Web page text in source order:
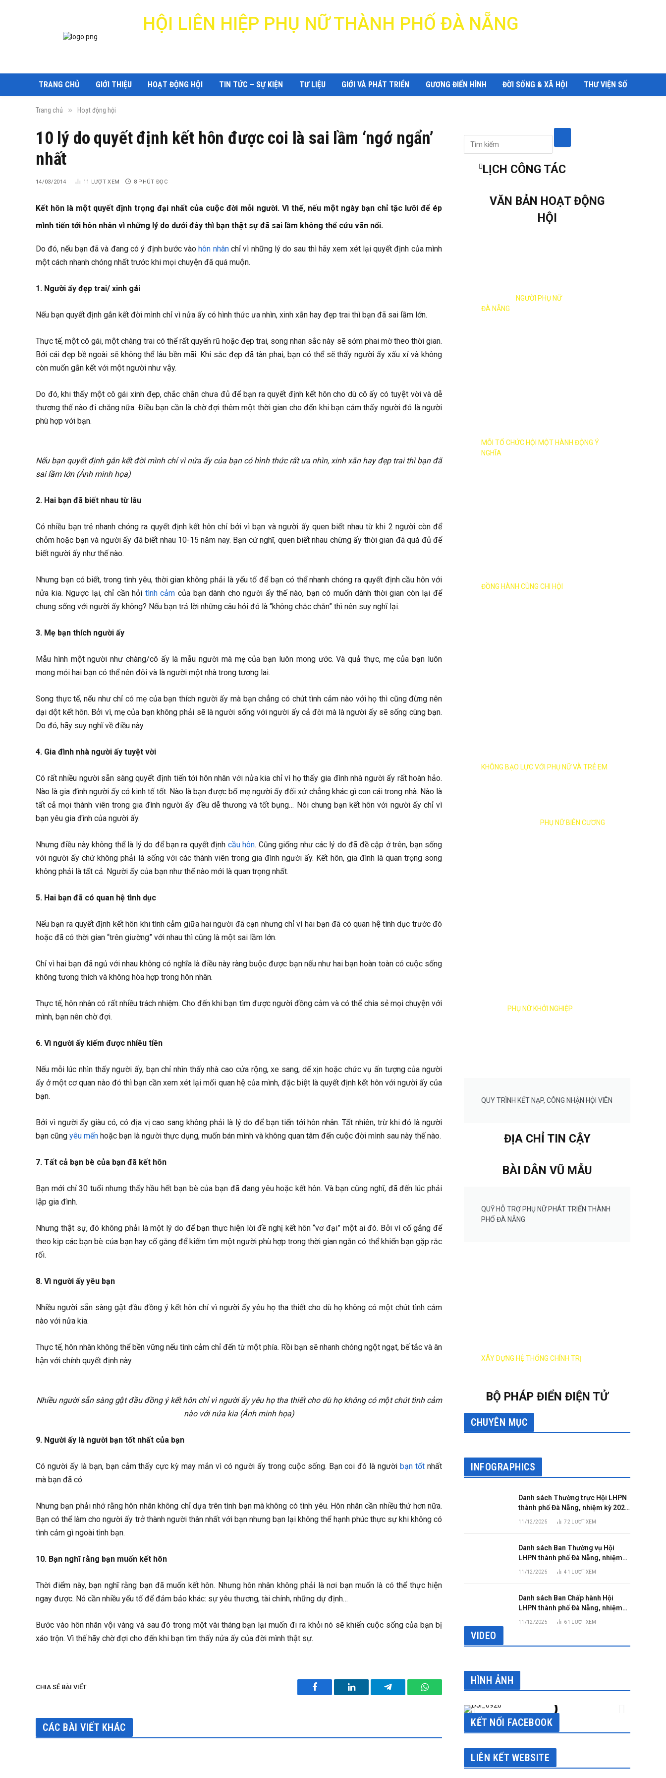
HỘI LIÊN HIỆP PHỤ NỮ THÀNH PHỐ ĐÀ NẴNG
TRANG CHỦ GIỚI THIỆU HOẠT ĐỘNG HỘI TIN TỨC – SỰ KIỆN TƯ LIỆU GIỚI VÀ PHÁT TRIỂN GƯƠNG ĐIỂN HÌNH ĐỜI SỐNG & XÃ HỘI THƯ VIỆN SỐ
Trang chủ » Hoạt động hội
10 lý do quyết định kết hôn được coi là sai lầm ‘ngớ ngẩn’
nhất
14/03/2014 11 LƯỢT XEM 8 PHÚT ĐỌC
Kết hôn là một quyết định trọng đại nhất của cuộc đời mỗi người. Vì thế, nếu một ngày bạn chỉ tặc lưỡi để ép
mình tiến tới hôn nhân vì những lý do dưới đây thì bạn thật sự đã sai lầm không thể cứu vãn nổi.
Do đó, nếu bạn đã và đang có ý định bước vàohôn nhânchỉ vì những lý do sau thì hãy xem xét lại quyết định của mình
một cách nhanh chóng nhất trước khi mọi chuyện đã quá muộn.
1. Người ấy đẹp trai/ xinh gái
Nếu bạn quyết định gắn kết đời mình chỉ vì nửa ấy có hình thức ưa nhìn, xinh xắn hay đẹp trai thì bạn đã sai lầm lớn.
Thực tế, một cô gái, một chàng trai có thể rất quyến rũ hoặc đẹp trai, song nhan sắc này sẽ sớm phai mờ theo thời gian.
Bởi cái đẹp bề ngoài sẽ không thể lâu bền mãi. Khi sắc đẹp đã tàn phai, bạn có thể sẽ thấy người ấy xấu xí và không
còn muốn gắn kết với một người như vậy.
Do đó, khi thấy một cô gái xinh đẹp, chắc chắn chưa đủ để bạn ra quyết định kết hôn cho dù cô ấy có tuyệt vời và dễ
thương thế nào đi chăng nữa. Điều bạn cần là chờ đợi thêm một thời gian cho đến khi bạn cảm thấy người đó là người
phù hợp với bạn.
Nếu bạn quyết định gắn kết đời mình chỉ vì nửa ấy của bạn có hình thức rất ưa nhìn, xinh xắn hay đẹp trai thì bạn đã
sai lầm lớn (Ảnh minh họa)
2. Hai bạn đã biết nhau từ lâu
Có nhiều bạn trẻ nhanh chóng ra quyết định kết hôn chỉ bởi vì bạn và người ấy quen biết nhau từ khi 2 người còn để
chỏm hoặc bạn và người ấy đã biết nhau 10-15 năm nay. Bạn cứ nghĩ, quen biết nhau chừng ấy thời gian đã quá đủ để
biết người ấy như thế nào.
Nhưng bạn có biết, trong tình yêu, thời gian không phải là yếu tố để bạn có thể nhanh chóng ra quyết định cầu hôn với
nửa kia. Ngược lại, chỉ cần hỏi tình cảm của bạn dành cho người ấy thế nào, bạn có muốn dành thời gian còn lại để
chung sống với người ấy không? Nếu bạn trả lời những câu hỏi đó là “không chắc chắn” thì nên suy nghĩ lại.
3. Mẹ bạn thích người ấy
Mẫu hình một người như chàng/cô ấy là mẫu người mà mẹ của bạn luôn mong ước. Và quả thực, mẹ của bạn luôn
mong mỏi hai bạn có thể nên đôi và là người một nhà trong tương lai.
Song thực tế, nếu như chỉ có mẹ của bạn thích người ấy mà bạn chẳng có chút tình cảm nào với họ thì cũng đừng nên
dại dột kết hôn. Bởi vì, mẹ của bạn không phải sẽ là người sống với người ấy cả đời mà là người ấy sẽ sống cùng bạn.
Do đó, hãy suy nghĩ về điều này.
4. Gia đình nhà người ấy tuyệt vời
Có rất nhiều người sẵn sàng quyết định tiến tới hôn nhân với nửa kia chỉ vì họ thấy gia đình nhà người ấy rất hoàn hảo.
Nào là gia đình người ấy có kinh tế tốt. Nào là bạn được bố mẹ người ấy đối xử chẳng khác gì con cái trong nhà. Nào là
tất cả mọi thành viên trong gia đình người ấy đều dễ thương và tốt bụng… Nói chung bạn kết hôn với người ấy chỉ vì
bạn yêu gia đình của người ấy.
Nhưng điều này không thể là lý do để bạn ra quyết định cầu hôn. Cũng giống như các lý do đã đề cập ở trên, bạn sống
với người ấy chứ không phải là sống với các thành viên trong gia đình người ấy. Kết hôn, gia đình là quan trọng song
không phải là tất cả. Người ấy của bạn như thế nào mới là quan trọng nhất.
5. Hai bạn đã có quan hệ tình dục
Nếu bạn ra quyết định kết hôn khi tình cảm giữa hai người đã cạn nhưng chỉ vì hai bạn đã có quan hệ tình dục trước đó
hoặc đã có thời gian “trên giường” với nhau thì cũng là một sai lầm lớn.
Chỉ vì hai bạn đã ngủ với nhau không có nghĩa là điều này ràng buộc được bạn nếu như hai bạn hoàn toàn có cuộc sống
không tương thích và không hòa hợp trong hôn nhân.
Thực tế, hôn nhân có rất nhiều trách nhiệm. Cho đến khi bạn tìm được người đồng cảm và có thể chia sẻ mọi chuyện với
mình, bạn nên chờ đợi.
6. Vì người ấy kiếm được nhiều tiền
Nếu mỗi lúc nhìn thấy người ấy, bạn chỉ nhìn thấy nhà cao cửa rộng, xe sang, dế xịn hoặc chức vụ ấn tượng của người
ấy ở một cơ quan nào đó thì bạn cần xem xét lại mối quan hệ của mình, đặc biệt là quyết định kết hôn với người ấy của
bạn.
Bởi vì người ấy giàu có, có địa vị cao sang không phải là lý do để bạn tiến tới hôn nhân. Tất nhiên, trừ khi đó là người
bạn cũng yêu mến hoặc bạn là người thực dụng, muốn bán mình và không quan tâm đến cuộc đời mình sau này thế nào.
7. Tất cả bạn bè của bạn đã kết hôn
Bạn mới chỉ 30 tuổi nhưng thấy hầu hết bạn bè của bạn đã đang yêu hoặc kết hôn. Và bạn cũng nghĩ, đã đến lúc phải
lập gia đình.
Nhưng thật sự, đó không phải là một lý do để bạn thực hiện lời đề nghị kết hôn “vơ đại” một ai đó. Bởi vì cố gắng để
theo kịp các bạn bè của bạn hay cố gắng để kiếm tìm một người phù hợp trong thời gian ngắn có thể khiến bạn gặp rắc
rối.
8. Vì người ấy yêu bạn
Nhiều người sẵn sàng gật đầu đồng ý kết hôn chỉ vì người ấy yêu họ tha thiết cho dù họ không có một chút tình cảm
nào với nửa kia.
Thực tế, hôn nhân không thể bền vững nếu tình cảm chỉ đến từ một phía. Rồi bạn sẽ nhanh chóng ngột ngạt, bế tắc và ân
hận với chính quyết định này.
Nhiều người sẵn sàng gật đầu đồng ý kết hôn chỉ vì người ấy yêu họ tha thiết cho dù họ không có một chút tình cảm
nào với nửa kia (Ảnh minh họa)
9. Người ấy là người bạn tốt nhất của bạn
Có người ấy là bạn, bạn cảm thấy cực kỳ may mắn vì có người ấy trong cuộc sống. Bạn coi đó là ngườibạn tốtnhất
mà bạn đã có.
Nhưng bạn phải nhớ rằng hôn nhân không chỉ dựa trên tình bạn mà không có tình yêu. Hôn nhân cần nhiều thứ hơn nữa.
Bạn có thể làm cho người ấy trở thành người thân nhất với bạn nhưng bạn lại không thể hạnh phúc thực sự khi không có
tình cảm gì ngoài tình bạn.
10. Bạn nghĩ rằng bạn muốn kết hôn
Thời điểm này, bạn nghĩ rằng bạn đã muốn kết hôn. Nhưng hôn nhân không phải là nơi bạn muốn là có thể thực hiện
ngay được. Nó cần nhiều yếu tố để đảm bảo khác: sự yêu thương, tài chính, những dự định…
Bước vào hôn nhân vội vàng và sau đó trong một vài tháng bạn lại muốn đi ra khỏi nó sẽ khiến cuộc sống của bạn bị
xáo trộn. Vì thế hãy chờ đợi cho đến khi bạn tìm thấy nửa ấy của đời mình thật sự.
CHIA SẺ BÀI VIẾT
Facebook LinkedIn Telegram WhatsApp
CÁC BÀI VIẾT KHÁC
LỊCH CÔNG TÁC
VĂN BẢN HOẠT ĐỘNG
HỘI
NGƯỜI PHỤ NỮ
ĐÀ NẴNG
MỖI TỔ CHỨC HỘI MỘT HÀNH ĐỘNG Ý
NGHĨA
ĐỒNG HÀNH CÙNG CHI HỘI
KHÔNG BẠO LỰC VỚI PHỤ NỮ VÀ TRẺ EM
PHỤ NỮ BIÊN CƯƠNG
PHỤ NỮ KHỞI NGHIỆP
QUY TRÌNH KẾT NẠP, CÔNG NHẬN HỘI VIÊN
ĐỊA CHỈ TIN CẬY
BÀI DÂN VŨ MẪU
QUỸ HỖ TRỢ PHỤ NỮ PHÁT TRIỂN THÀNH
PHỐ ĐÀ NẴNG
XÂY DỰNG HỆ THỐNG CHÍNH TRỊ
BỘ PHÁP ĐIỂN ĐIỆN TỬ
CHUYÊN MỤC
INFOGRAPHICS
Danh sách Thường trực Hội LHPN
thành phố Đà Nẵng, nhiệm kỳ 2025
11/12/2025 72 LƯỢT XEM
Danh sách Ban Thường vụ Hội
LHPN thành phố Đà Nẵng, nhiệm
kỳ 2025 – 2030
11/12/2025 41 LƯỢT XEM
Danh sách Ban Chấp hành Hội
LHPN thành phố Đà Nẵng, nhiệm
kỳ 2025 – 2030
11/12/2025 61 LƯỢT XEM
VIDEO
HÌNH ẢNH
KẾT NỐI FACEBOOK
LIÊN KẾT WEBSITE